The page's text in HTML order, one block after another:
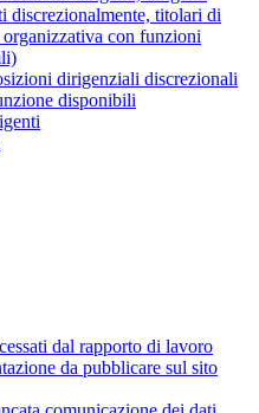
discrezionalmente, titolari di
con funzioni
dirigenziali discrezionali
disponibili
dal rapporto di lavoro
da pubblicare sul sito